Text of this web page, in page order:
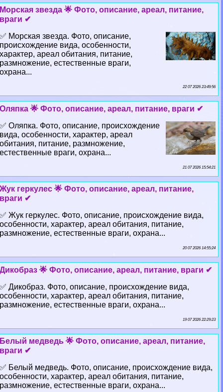
Морская звезда 🌟 Фото, описание, ареал, питание,
враги ✔
✅ Морская звезда. Фото, описание,
происхождение вида, особенности,
хаpaктер, ареал обитания, питание,
размножение, естественные враги,
охрана...
22 07 2026 23:49:56
Оляпка 🌟 Фото, описание, ареал, питание, враги ✔
✅ Оляпка. Фото, описание, происхождение
вида, особенности, хаpaктер, ареал
обитания, питание, размножение,
естественные враги, охрана...
21 07 2026 15:54:21
Жук геркулес 🌟 Фото, описание, ареал, питание,
враги ✔
✅ Жук геркулес. Фото, описание, происхождение вида,
особенности, хаpaктер, ареал обитания, питание,
размножение, естественные враги, охрана...
20 07 2026 14:55:24
Дикобраз 🌟 Фото, описание, ареал, питание, враги ✔
✅ Дикобраз. Фото, описание, происхождение вида,
особенности, хаpaктер, ареал обитания, питание,
размножение, естественные враги, охрана...
19 07 2026 22:29:23
Белый медведь 🌟 Фото, описание, ареал, питание,
враги ✔
✅ Белый медведь. Фото, описание, происхождение вида,
особенности, хаpaктер, ареал обитания, питание,
размножение, естественные враги, охрана...